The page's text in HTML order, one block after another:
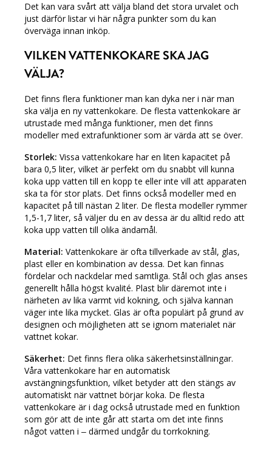
Det kan vara svårt att välja bland det stora urvalet och
just därför listar vi här några punkter som du kan
överväga innan inköp.
VILKEN VATTENKOKARE SKA JAG
VÄLJA?
Det finns flera funktioner man kan dyka ner i när man
ska välja en ny vattenkokare. De flesta vattenkokare är
utrustade med många funktioner, men det finns
modeller med extrafunktioner som är värda att se över.
Storlek: Vissa vattenkokare har en liten kapacitet på
bara 0,5 liter, vilket är perfekt om du snabbt vill kunna
koka upp vatten till en kopp te eller inte vill att apparaten
ska ta för stor plats. Det finns också modeller med en
kapacitet på till nästan 2 liter. De flesta modeller rymmer
1,5-1,7 liter, så väljer du en av dessa är du alltid redo att
koka upp vatten till olika ändamål.
Material: Vattenkokare är ofta tillverkade av stål, glas,
plast eller en kombination av dessa. Det kan finnas
fördelar och nackdelar med samtliga. Stål och glas anses
generellt hålla högst kvalité. Plast blir däremot inte i
närheten av lika varmt vid kokning, och själva kannan
väger inte lika mycket. Glas är ofta populärt på grund av
designen och möjligheten att se ignom materialet när
vattnet kokar.
Säkerhet: Det finns flera olika säkerhetsinställningar.
Våra vattenkokare har en automatisk
avstängningsfunktion, vilket betyder att den stängs av
automatiskt när vattnet börjar koka. De flesta
vattenkokare är i dag också utrustade med en funktion
som gör att de inte går att starta om det inte finns
något vatten i – därmed undgår du torrkokning.